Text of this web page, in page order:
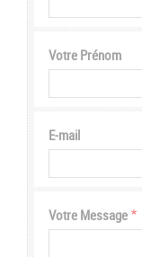
Votre Prénom
E-mail
Votre Message